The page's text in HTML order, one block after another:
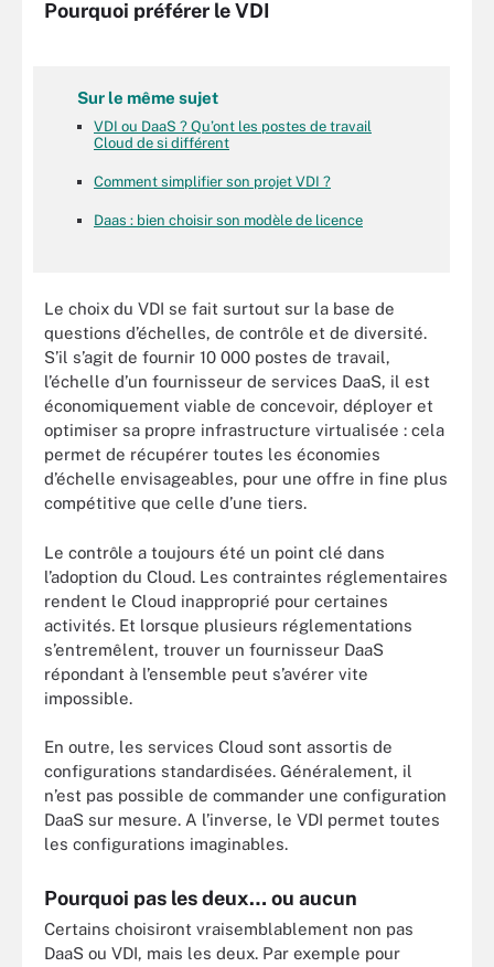
Pourquoi préférer le VDI
Sur le même sujet
VDI ou DaaS ? Qu’ont les postes de travail
Cloud de si différent
Comment simplifier son projet VDI ?
Daas : bien choisir son modèle de licence
Le choix du VDI se fait surtout sur la base de
questions d’échelles, de contrôle et de diversité.
S’il s’agit de fournir 10 000 postes de travail,
l’échelle d’un fournisseur de services DaaS, il est
économiquement viable de concevoir, déployer et
optimiser sa propre infrastructure virtualisée : cela
permet de récupérer toutes les économies
d’échelle envisageables, pour une offre in fine plus
compétitive que celle d’une tiers.
Le contrôle a toujours été un point clé dans
l’adoption du Cloud. Les contraintes réglementaires
rendent le Cloud inapproprié pour certaines
activités. Et lorsque plusieurs réglementations
s’entremêlent, trouver un fournisseur DaaS
répondant à l’ensemble peut s’avérer vite
impossible.
En outre, les services Cloud sont assortis de
configurations standardisées. Généralement, il
n’est pas possible de commander une configuration
DaaS sur mesure. A l’inverse, le VDI permet toutes
les configurations imaginables.
Pourquoi pas les deux… ou aucun
Certains choisiront vraisemblablement non pas
DaaS ou VDI, mais les deux. Par exemple pour